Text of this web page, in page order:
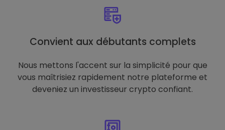
Convient aux débutants complets
Nous mettons l'accent sur la simplicité pour que
vous maîtrisiez rapidement notre plateforme et
deveniez un investisseur crypto confiant.